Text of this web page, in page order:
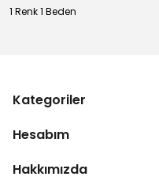
1 Renk 1 Beden
Kategoriler
Hesabım
Hakkımızda